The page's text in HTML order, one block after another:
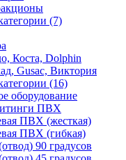
(7)
Коста, Dolphin
Gusac, Виктория
(16)
оборудование
ПВХ
ПВХ (жесткая)
ПВХ (гибкая)
90 градусов